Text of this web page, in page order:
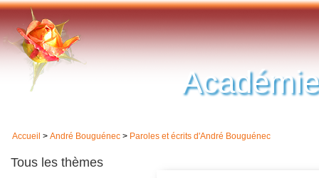
Accueil > André Bouguénec > Paroles et écrits d'André Bouguénec
Tous les thèmes